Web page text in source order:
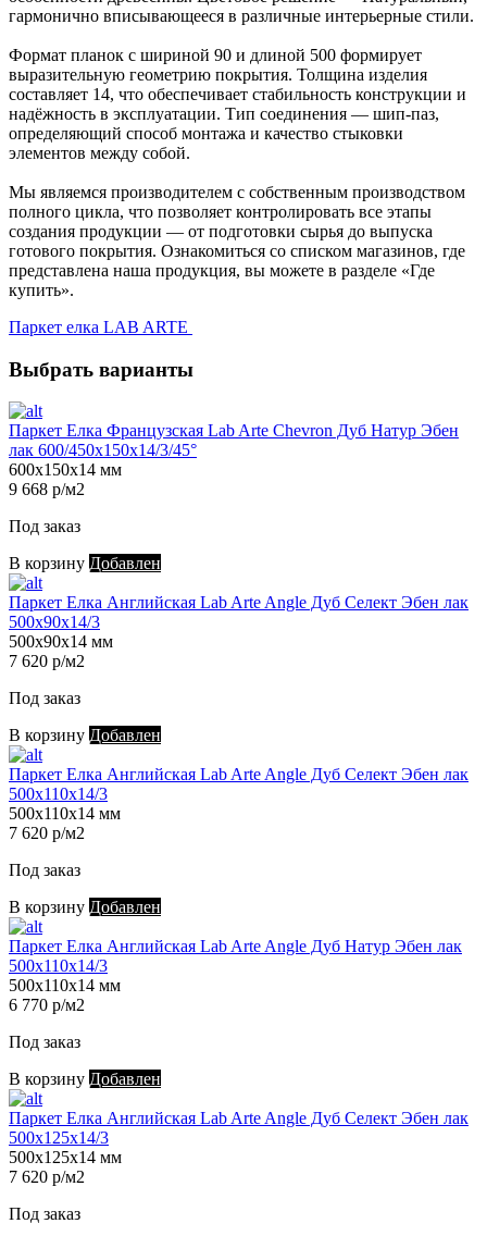
гармонично вписывающееся в различные интерьерные стили.
Формат планок с шириной 90 и длиной 500 формирует
выразительную геометрию покрытия. Толщина изделия
составляет 14, что обеспечивает стабильность конструкции и
надёжность в эксплуатации. Тип соединения — шип-паз,
определяющий способ монтажа и качество стыковки
элементов между собой.
Мы являемся производителем с собственным производством
полного цикла, что позволяет контролировать все этапы
создания продукции — от подготовки сырья до выпуска
готового покрытия. Ознакомиться со списком магазинов, где
представлена наша продукция, вы можете в разделе «Где
купить».
Паркет елка LAB ARTE
Выбрать варианты
Паркет Елка Французская Lab Arte Chevron Дуб Натур Эбен
лак 600/450х150х14/3/45°
600х150х14 мм
9 668 р/м2
Под заказ
В корзину Добавлен
Паркет Елка Английская Lab Arte Angle Дуб Селект Эбен лак
500х90х14/3
500х90х14 мм
7 620 р/м2
Под заказ
В корзину Добавлен
Паркет Елка Английская Lab Arte Angle Дуб Селект Эбен лак
500х110х14/3
500х110х14 мм
7 620 р/м2
Под заказ
В корзину Добавлен
Паркет Елка Английская Lab Arte Angle Дуб Натур Эбен лак
500х110х14/3
500х110х14 мм
6 770 р/м2
Под заказ
В корзину Добавлен
Паркет Елка Английская Lab Arte Angle Дуб Селект Эбен лак
500х125х14/3
500х125х14 мм
7 620 р/м2
Под заказ